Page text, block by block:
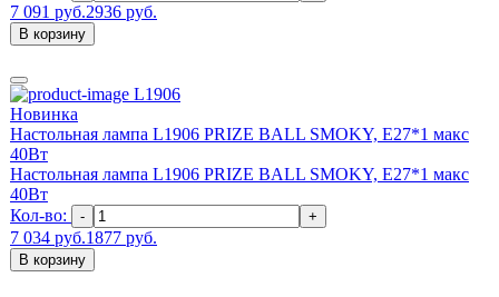
7 091 руб.2936 руб.
В корзину
L1906
Новинка
Настольная лампа L1906 PRIZE BALL SMOKY, Е27*1 макс
40Вт
Настольная лампа L1906 PRIZE BALL SMOKY, Е27*1 макс
40Вт
Кол-во:
- +
7 034 руб.1877 руб.
В корзину